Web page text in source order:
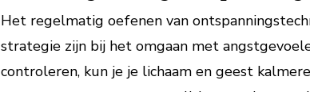
Het regelmatig oefenen van
strategie zijn bij het omgaan met
controleren, kun je je lichaam en geest